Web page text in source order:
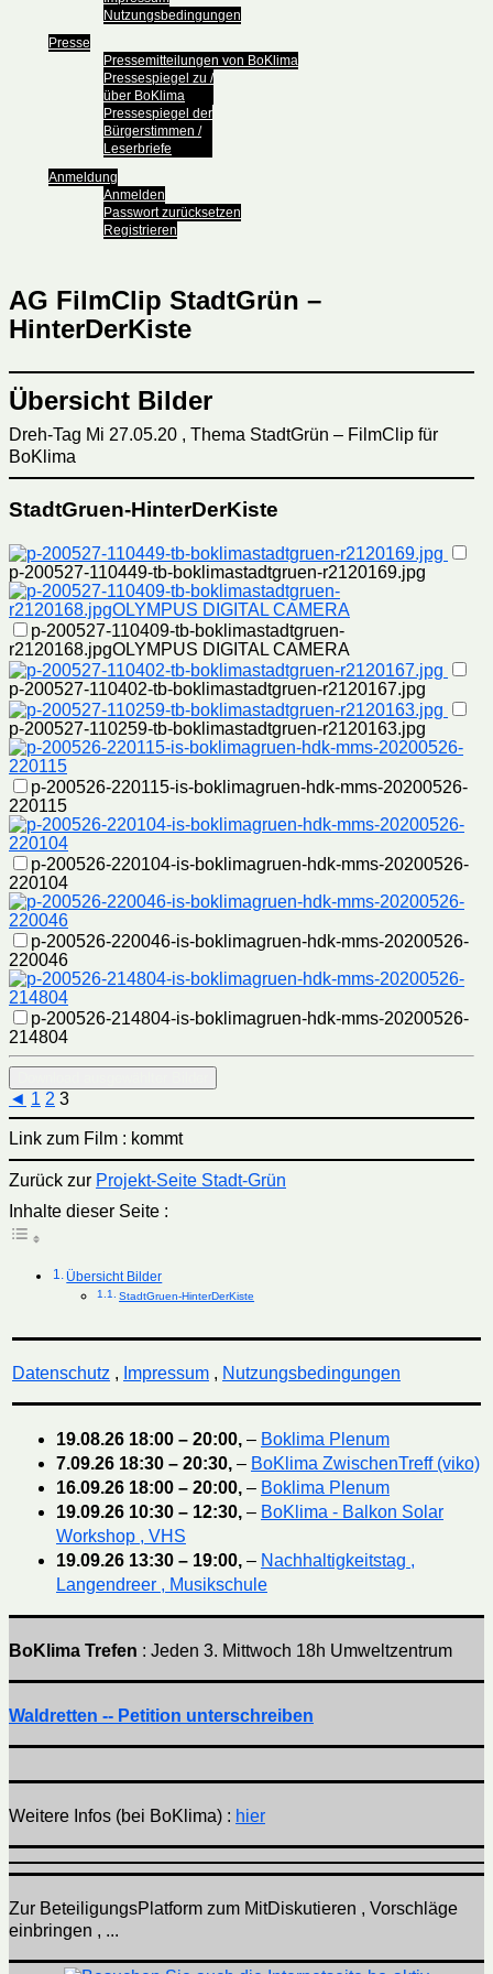
Nutzungsbedingungen
Presse
Pressemitteilungen von BoKlima
Pressespiegel zu /
über BoKlima
Pressespiegel der
Bürgerstimmen /
Leserbriefe
Anmeldung
Anmelden
Passwort zurücksetzen
Registrieren
AG FilmClip StadtGrün –
HinterDerKiste
Übersicht Bilder
Dreh-Tag Mi 27.05.20 , Thema StadtGrün – FilmClip für
BoKlima
StadtGruen-HinterDerKiste
p-200527-110449-tb-boklimastadtgruen-r2120169.jpg
p-200527-110409-tb-boklimastadtgruen-
r2120168.jpgOLYMPUS DIGITAL CAMERA
p-200527-110402-tb-boklimastadtgruen-r2120167.jpg
p-200527-110259-tb-boklimastadtgruen-r2120163.jpg
p-200526-220115-is-boklimagruen-hdk-mms-20200526-
220115
p-200526-220104-is-boklimagruen-hdk-mms-20200526-
220104
p-200526-220046-is-boklimagruen-hdk-mms-20200526-
220046
p-200526-214804-is-boklimagruen-hdk-mms-20200526-
214804
◄ 1 2 3
Link zum Film : kommt
Zurück zur Projekt-Seite Stadt-Grün
Inhalte dieser Seite :
Übersicht Bilder
StadtGruen-HinterDerKiste
Datenschutz , Impressum, Nutzungsbedingungen
19.08.26 18:00 – 20:00, – Boklima Plenum
7.09.26 18:30 – 20:30, – BoKlima ZwischenTreff (viko)
16.09.26 18:00 – 20:00, – Boklima Plenum
19.09.26 10:30 – 12:30, – BoKlima - Balkon Solar
Workshop , VHS
19.09.26 13:30 – 19:00, – Nachhaltigkeitstag ,
Langendreer , Musikschule
BoKlima Trefen : Jeden 3. Mittwoch 18h Umweltzentrum
Waldretten -- Petition unterschreiben
Weitere Infos (bei BoKlima) : hier
Zur BeteiligungsPlatform zum MitDiskutieren , Vorschläge
einbringen , ...